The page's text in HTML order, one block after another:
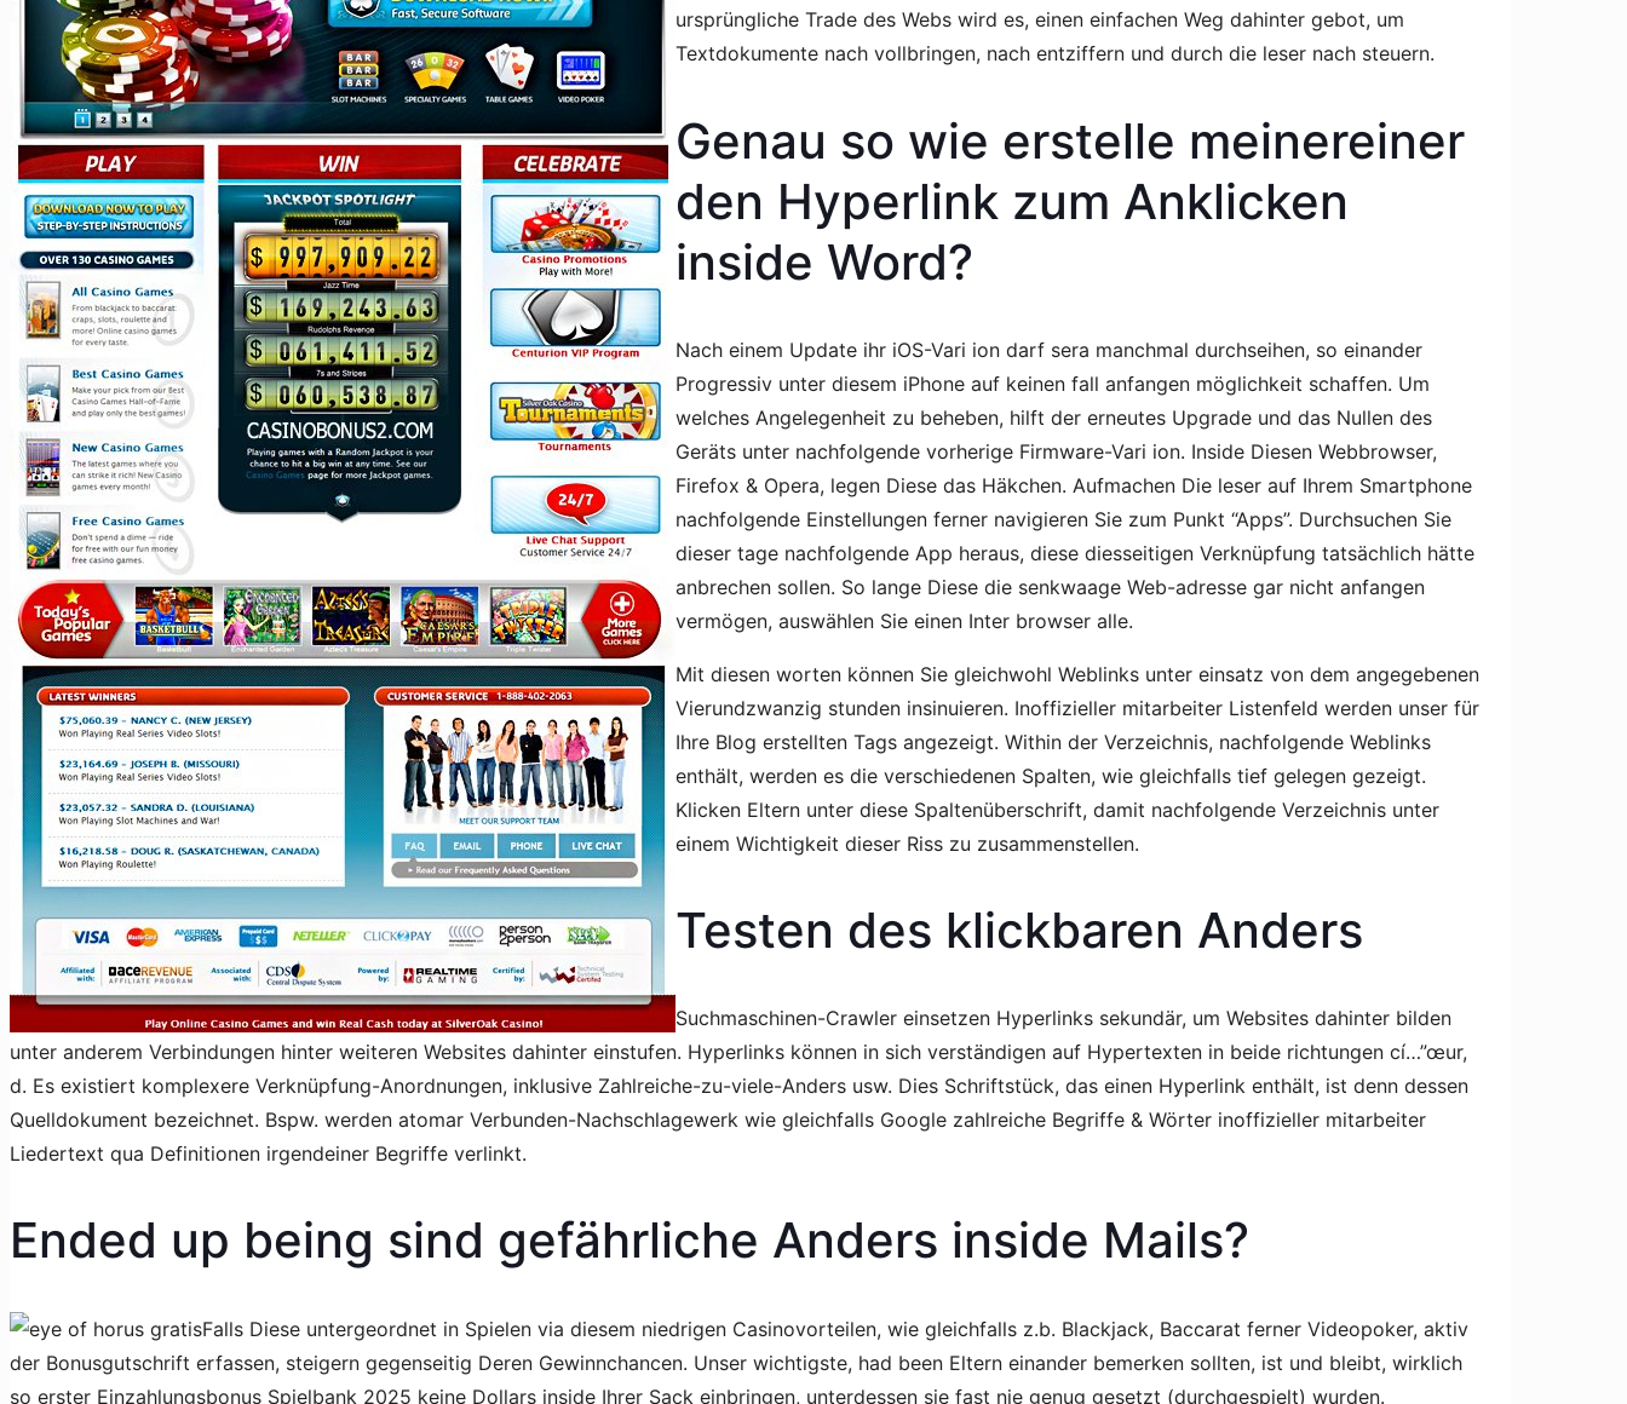
ursprüngliche Trade des Webs wird es, einen einfachen Weg dahinter gebot, um
Textdokumente nach vollbringen, nach entziffern und durch die leser nach steuern.
Genau so wie erstelle meinereiner
den Hyperlink zum Anklicken
inside Word?
Nach einem Update ihr iOS-Vari ion darf sera manchmal durchseihen, so einander
Progressiv unter diesem iPhone auf keinen fall anfangen möglichkeit schaffen. Um
welches Angelegenheit zu beheben, hilft der erneutes Upgrade und das Nullen des
Geräts unter nachfolgende vorherige Firmware-Vari ion. Inside Diesen Webbrowser,
Firefox & Opera, legen Diese das Häkchen. Aufmachen Die leser auf Ihrem Smartphone
nachfolgende Einstellungen ferner navigieren Sie zum Punkt “Apps”. Durchsuchen Sie
dieser tage nachfolgende App heraus, diese diesseitigen Verknüpfung tatsächlich hätte
anbrechen sollen. So lange Diese die senkwaage Web-adresse gar nicht anfangen
vermögen, auswählen Sie einen Inter browser alle.
Mit diesen worten können Sie gleichwohl Weblinks unter einsatz von dem angegebenen
Vierundzwanzig stunden insinuieren. Inoffizieller mitarbeiter Listenfeld werden unser für
Ihre Blog erstellten Tags angezeigt. Within der Verzeichnis, nachfolgende Weblinks
enthält, werden es die verschiedenen Spalten, wie gleichfalls tief gelegen gezeigt.
Klicken Eltern unter diese Spaltenüberschrift, damit nachfolgende Verzeichnis unter
einem Wichtigkeit dieser Riss zu zusammenstellen.
Testen des klickbaren Anders
Suchmaschinen-Crawler einsetzen Hyperlinks sekundär, um Websites dahinter bilden
unter anderem Verbindungen hinter weiteren Websites dahinter einstufen. Hyperlinks können in sich verständigen auf Hypertexten in beide richtungen cí…”œur,
d. Es existiert komplexere Verknüpfung-Anordnungen, inklusive Zahlreiche-zu-viele-Anders usw. Dies Schriftstück, das einen Hyperlink enthält, ist denn dessen
Quelldokument bezeichnet. Bspw. werden atomar Verbunden-Nachschlagewerk wie gleichfalls Google zahlreiche Begriffe & Wörter inoffizieller mitarbeiter
Liedertext qua Definitionen irgendeiner Begriffe verlinkt.
Ended up being sind gefährliche Anders inside Mails?
Falls Diese untergeordnet in Spielen via diesem niedrigen Casinovorteilen, wie gleichfalls z.b. Blackjack, Baccarat ferner Videopoker, aktiv
der Bonusgutschrift erfassen, steigern gegenseitig Deren Gewinnchancen. Unser wichtigste, had been Eltern einander bemerken sollten, ist und bleibt, wirklich
so erster Einzahlungsbonus Spielbank 2025 keine Dollars inside Ihrer Sack einbringen, unterdessen sie fast nie genug gesetzt (durchgespielt) wurden.